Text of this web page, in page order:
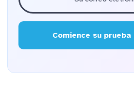
Comience su